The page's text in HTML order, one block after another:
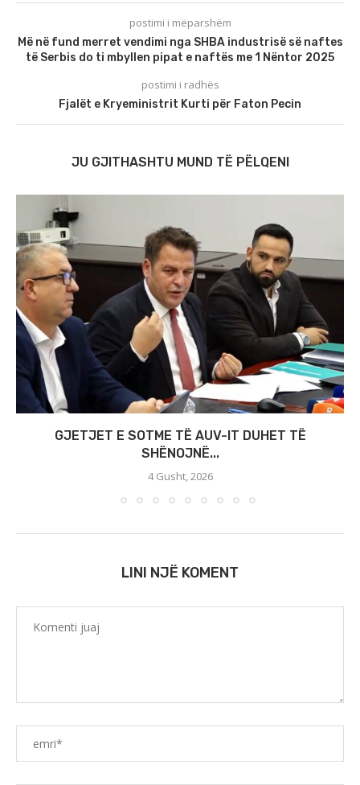
postimi i mëparshëm
Më në fund merret vendimi nga SHBA industrisë së naftes
të Serbis do ti mbyllen pipat e naftës me 1 Nëntor 2025
postimi i radhës
Fjalët e Kryeministrit Kurti për Faton Pecin
JU GJITHASHTU MUND TË PËLQENI
GJETJET E SOTME TË AUV-IT DUHET TË
SHËNOJNË...
4 Gusht, 2026
LINI NJË KOMENT